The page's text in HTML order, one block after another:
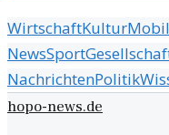
WirtschaftKultur
NewsSport
NachrichtenPolitik
hopo-news.de